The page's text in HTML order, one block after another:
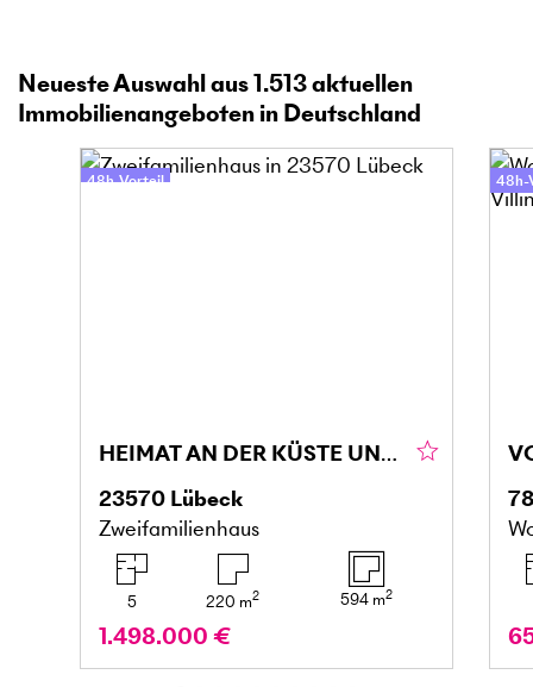
Neueste Auswahl aus1.513aktuellen
Immobilienangeboten in Deutschland
48h-Vorteil
HEIMAT AN DER KÜSTE UNBEZAHLBARES LEBENSGEFÜHL
23570 Lübeck
Zweifamilienhaus
5 220 m2 594 m2
1.498.000 €
48h-